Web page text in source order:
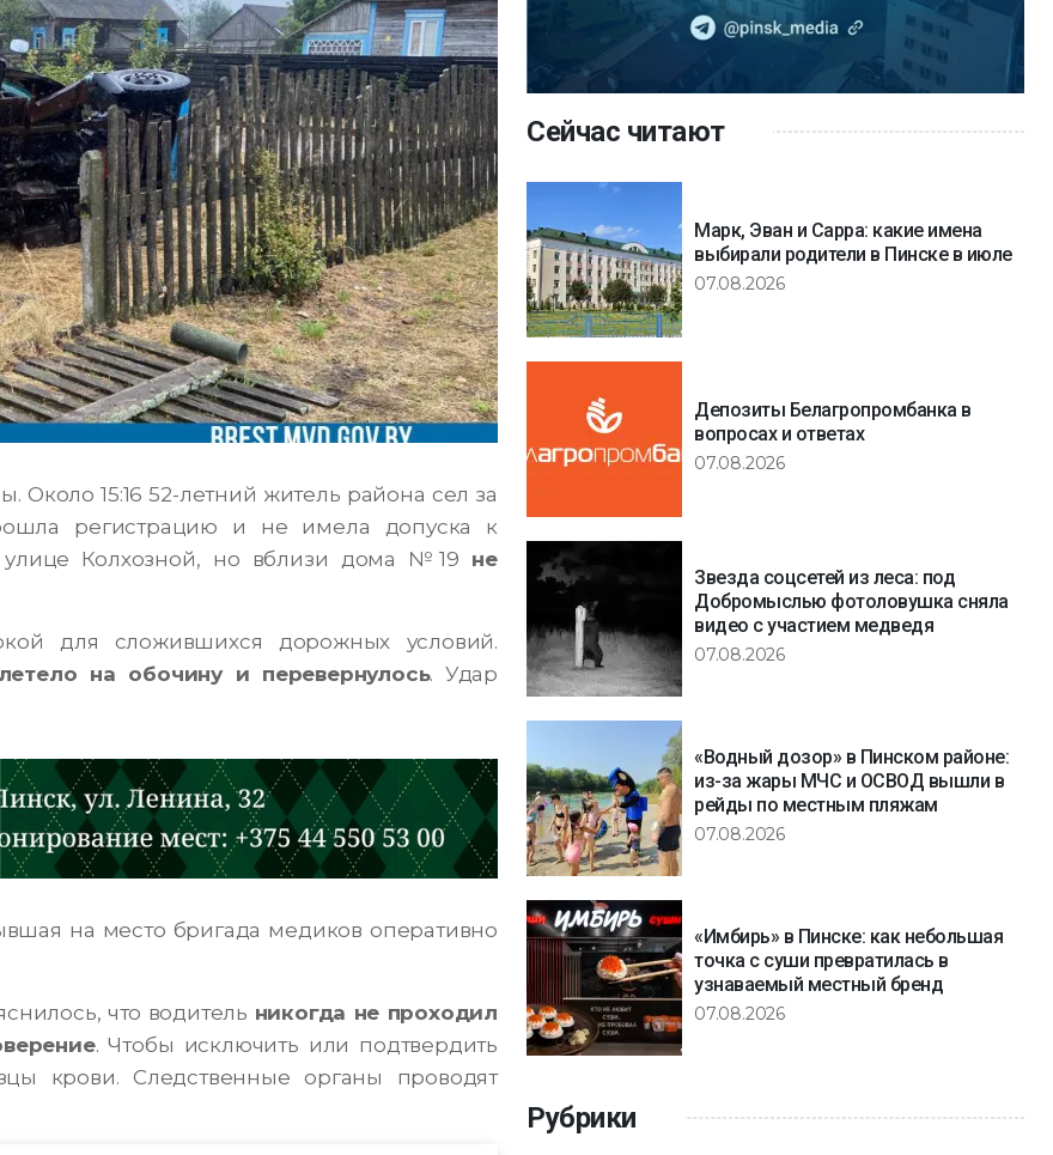
15:16 52-летний житель района сел за
регистрацию и не имела допуска к
Колхозной, но вблизи дома №19 не
для сложившихся дорожных условий.
на обочину и перевернулось. Удар
на место бригада медиков оперативно
что водитель никогда не проходил
. Чтобы исключить или подтвердить
крови. Следственные органы проводят
Сейчас читают
Марк, Эван и Сарра: какие имена
выбирали родители в Пинске в июле
07.08.2026
Депозиты Белагропромбанка в
вопросах и ответах
07.08.2026
Звезда соцсетей из леса: под
Добромыслью фотоловушка сняла
видео с участием медведя
07.08.2026
«Водный дозор» в Пинском районе:
из-за жары МЧС и ОСВОД вышли в
рейды по местным пляжам
07.08.2026
«Имбирь» в Пинске: как небольшая
точка с суши превратилась в
узнаваемый местный бренд
07.08.2026
Рубрики